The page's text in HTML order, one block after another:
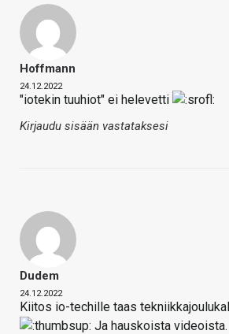
Hoffmann
24.12.2022
"iotekin tuuhiot" ei helevetti
Kirjaudu sisään vastataksesi
Dudem
24.12.2022
Kiitos io-techille taas
Ja hauskoista videoista.